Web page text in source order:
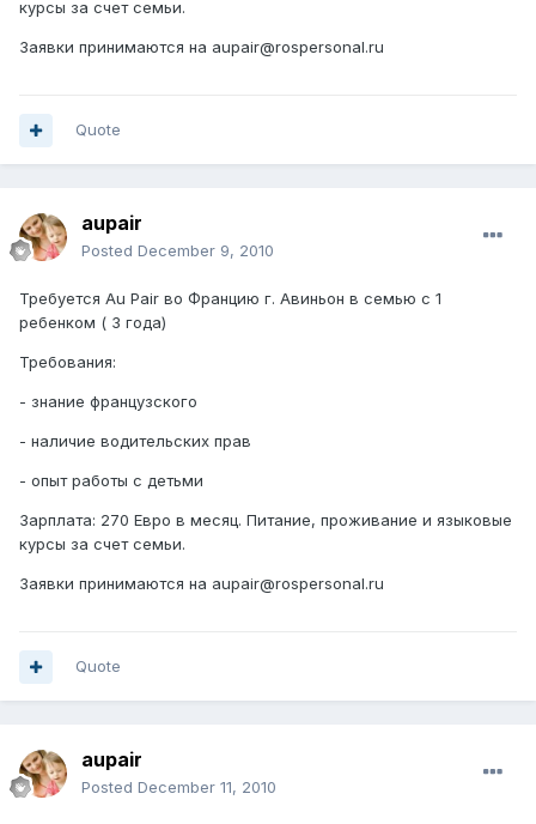
курсы за счет семьи.
Заявки принимаются на aupair@rospersonal.ru
Quote
aupair
Posted December 9, 2010
Требуется Au Pair во Францию г. Авиньон в семью с 1
ребенком ( 3 года)
Требования:
- знание французского
- наличие водительских прав
- опыт работы с детьми
Зарплата: 270 Евро в месяц. Питание, проживание и языковые
курсы за счет семьи.
Заявки принимаются на aupair@rospersonal.ru
Quote
aupair
Posted December 11, 2010